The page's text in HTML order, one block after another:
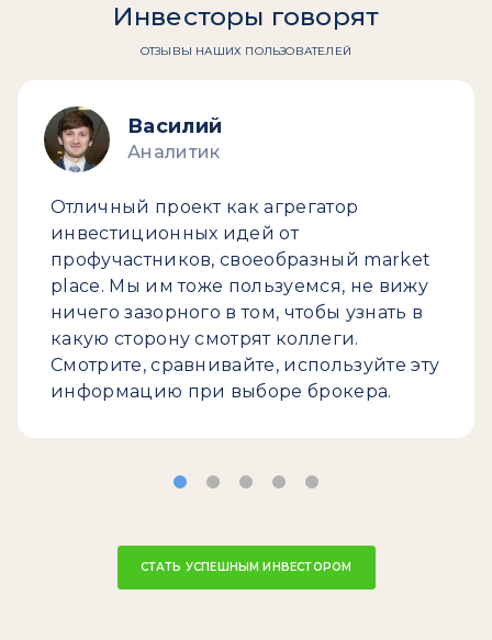
Инвесторы говорят
ОТЗЫВЫ НАШИХ ПОЛЬЗОВАТЕЛЕЙ
Василий
Аналитик
Отличный проект как агрегатор
инвестиционных идей от
профучастников, своеобразный market
place. Мы им тоже пользуемся, не вижу
ничего зазорного в том, чтобы узнать в
какую сторону смотрят коллеги.
Смотрите, сравнивайте, используйте эту
информацию при выборе брокера.
СТАТЬ УСПЕШНЫМ ИНВЕСТОРОМ